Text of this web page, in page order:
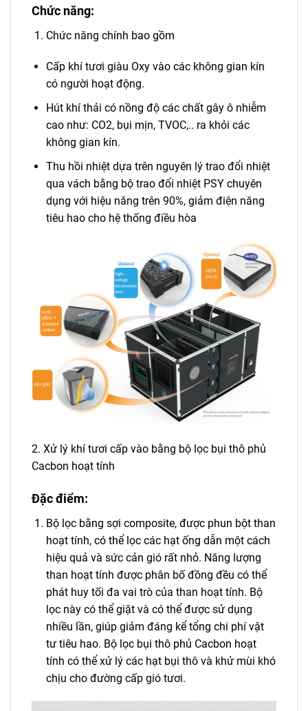
Chức năng:
Chức năng chính bao gồm
Cấp khí tươi giàu Oxy vào các không gian kín
có người hoạt động.
Hút khí thải có nồng độ các chất gây ô nhiễm
cao như: CO2, bụi mịn, TVOC,.. ra khỏi các
không gian kín.
Thu hồi nhiệt dựa trên nguyên lý trao đổi nhiệt
qua vách bằng bộ trao đổi nhiệt PSY chuyên
dụng với hiệu năng trên 90%, giảm điện năng
tiêu hao cho hệ thống điều hòa
2. Xử lý khí tươi cấp vào bằng bộ lọc bụi thô phủ
Cacbon hoạt tính
Đặc điểm:
Bộ lọc bằng sợi composite, được phun bột than
hoạt tính, có thể lọc các hạt ống dẫn một cách
hiệu quả và sức cản gió rất nhỏ. Năng lượng
than hoạt tính được phân bố đồng đều có thể
phát huy tối đa vai trò của than hoạt tính. Bộ
lọc này có thể giặt và có thể được sử dụng
nhiều lần, giúp giảm đáng kể tổng chi phí vật
tư tiêu hao. Bộ lọc bụi thô phủ Cacbon hoạt
tính có thể xử lý các hạt bụi thô và khử mùi khó
chịu cho đường cấp gió tươi.